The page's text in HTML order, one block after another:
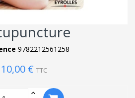
9782212561258
10,00 € TTC